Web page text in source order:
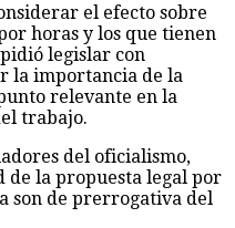
el efecto sobre
horas y los que tienen
legislar con
la importancia de la
relevante en la
trabajo.
del oficialismo,
de la propuesta legal por
son de prerrogativa del